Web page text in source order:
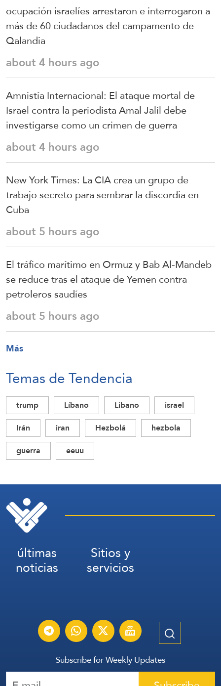
ocupación israelíes arrestaron e interrogaron a
más de 60 ciudadanos del campamento de
Qalandia
about 4 hours ago
Amnistía Internacional: El ataque mortal de
Israel contra la periodista Amal Jalil debe
investigarse como un crimen de guerra
about 4 hours ago
New York Times: La CIA crea un grupo de
trabajo secreto para sembrar la discordia en
Cuba
about 5 hours ago
El tráfico marítimo en Ormuz y Bab Al-Mandeb
se reduce tras el ataque de Yemen contra
petroleros saudíes
about 5 hours ago
Más
Temas de Tendencia
trump Líbano Libano
israel
Irán
iran Hezbolá
hezbola
guerra
eeuu
últimas
noticias
Sitios y
servicios
Subscribe for Weekly Updates